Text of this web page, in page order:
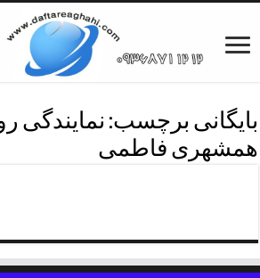
بایگانی برچسب: نمایندگی
همشهری فاطمی